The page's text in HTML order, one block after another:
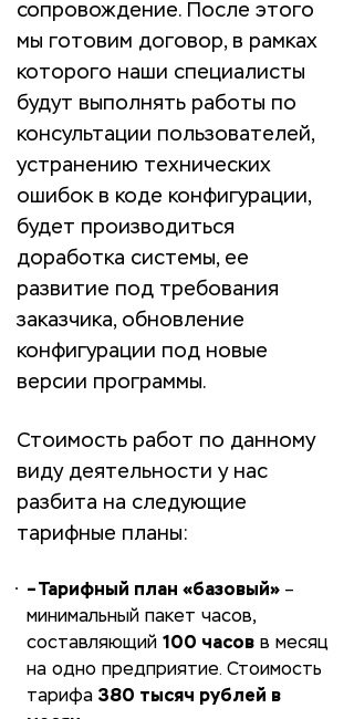
сопровождение. После этого
мы готовим договор, в рамках
которого наши специалисты
будут выполнять работы по
консультации пользователей,
устранению технических
ошибок в коде конфигурации,
будет производиться
доработка системы, ее
развитие под требования
заказчика, обновление
конфигурации под новые
версии программы.
Стоимость работ по данному
виду деятельности у нас
разбита на следующие
тарифные планы:
– Тарифный план «базовый» –
минимальный пакет часов,
составляющий 100 часов в месяц
на одно предприятие. Стоимость
тарифа 380 тысяч рублей в